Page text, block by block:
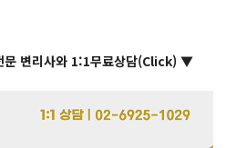
문 변리사와 1:1무료상담(Click) ▼